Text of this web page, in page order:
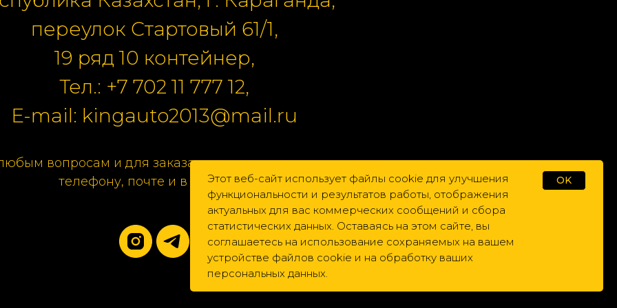
Этот веб-сайт использует файлы cookie для улучшения
функциональности и результатов работы, отображения
актуальных для вас коммерческих сообщений и сбора
статистических данных. Оставаясь на этом сайте, вы
соглашаетесь на использование сохраняемых на вашем
устройстве файлов cookie и на обработку ваших
персональных данных.
OK
переулок Стартовый 61/1,
19 ряд 10 контейнер,
Тел.: +7 702 11 777 12,
E-mail: kingauto2013@mail.ru
вопросам и для заказа свяжитесь с нами по
телефону, почте и в соцсетях.